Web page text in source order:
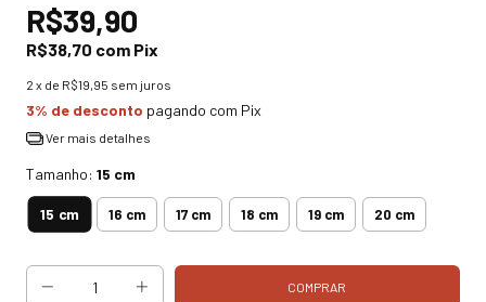
R$39,90
R$38,70 com Pix
2 x de R$19,95 sem juros
3% de desconto pagando com Pix
Ver mais detalhes
Tamanho: 15 cm
15 cm 16 cm 17 cm 18 cm 19 cm 20 cm